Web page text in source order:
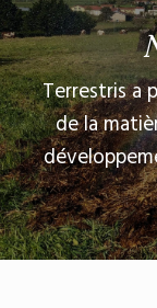
Terrestris a
de la